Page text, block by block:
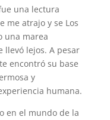
una lectura
me atrajo y se Los
una marea
llevó lejos. A pesar
encontró su base
y
humana.
en el mundo de la